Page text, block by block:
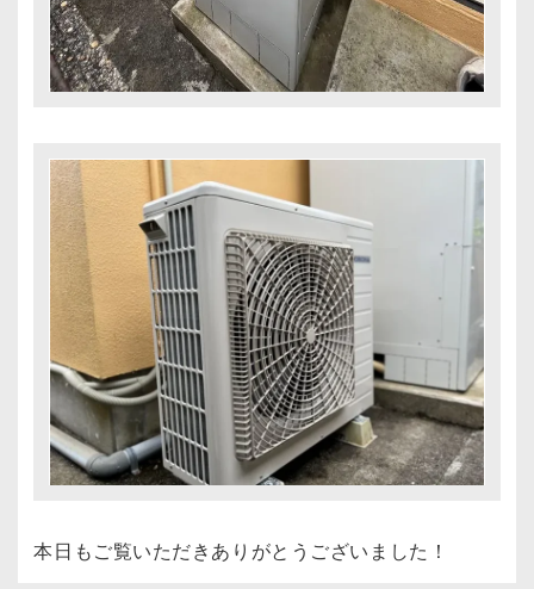
本日もご覧いただきありがとうございました！